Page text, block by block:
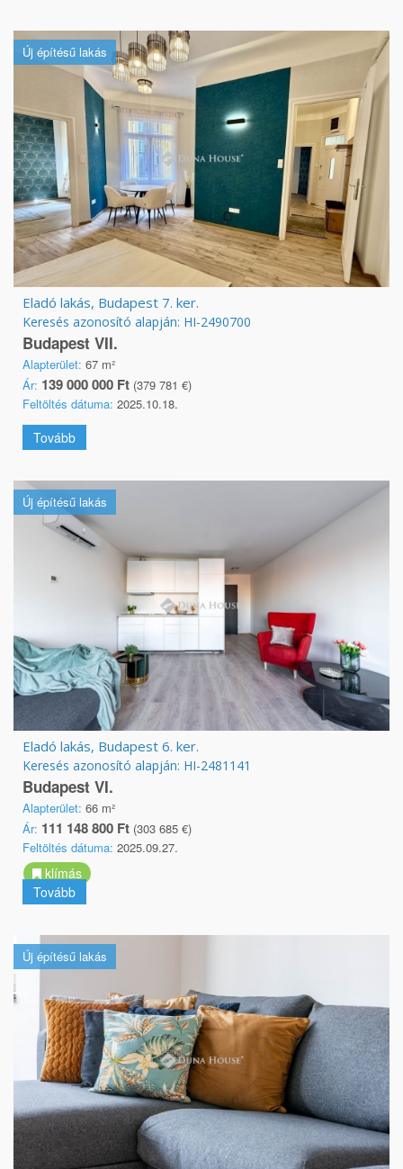
Új építésű lakás
Eladó lakás, Budapest 7. ker.
Keresés azonosító alapján: HI-2490700
Budapest VII.
Alapterület: 67 m²
Ár: 139 000 000 Ft (379 781 €)
Feltöltés dátuma: 2025.10.18.
Tovább
Új építésű lakás
Eladó lakás, Budapest 6. ker.
Keresés azonosító alapján: HI-2481141
Budapest VI.
Alapterület: 66 m²
Ár: 111 148 800 Ft (303 685 €)
Feltöltés dátuma: 2025.09.27.
klímás
Tovább
Új építésű lakás